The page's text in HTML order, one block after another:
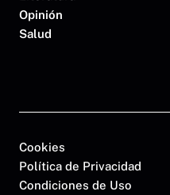
Opinión
Salud
Cookies
Política de Privacidad
Condiciones de Uso